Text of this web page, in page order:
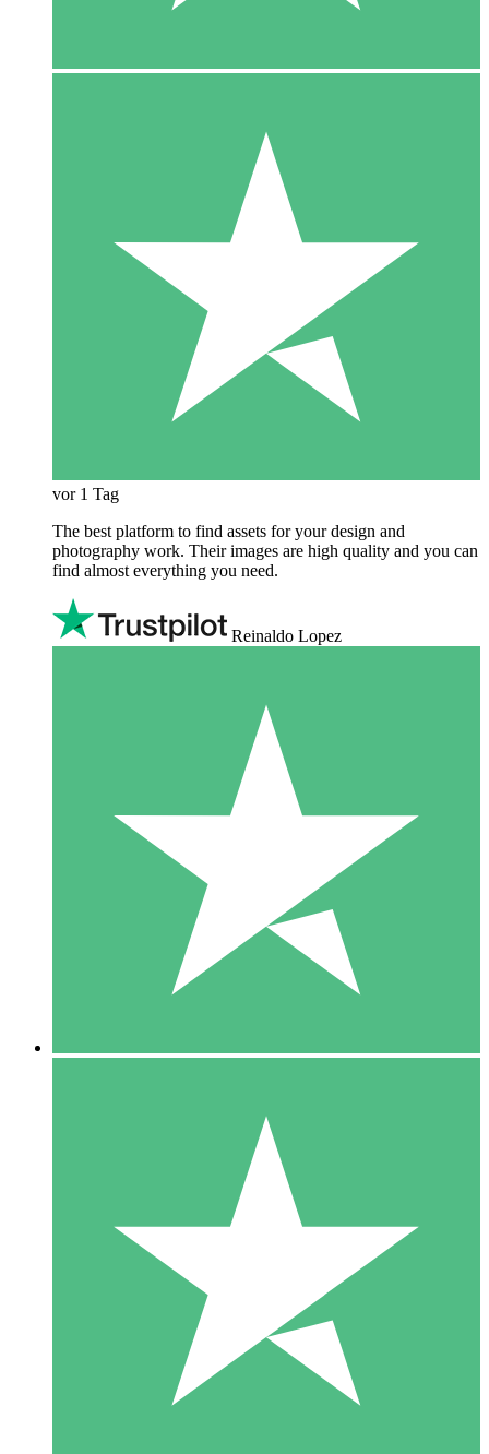
vor 1 Tag
The best platform to find assets for your design and
photography work. Their images are high quality and you can
find almost everything you need.
Reinaldo Lopez